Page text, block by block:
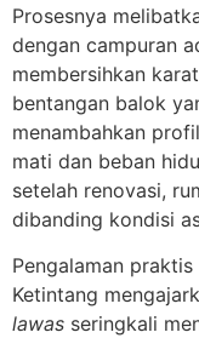
Prosesnya
dengan campuran
membersihkan
bentangan balok
menambahkan profil
mati dan beban
setelah renovasi,
dibanding kondisi
Pengalaman
Ketintang
lawas seringkali